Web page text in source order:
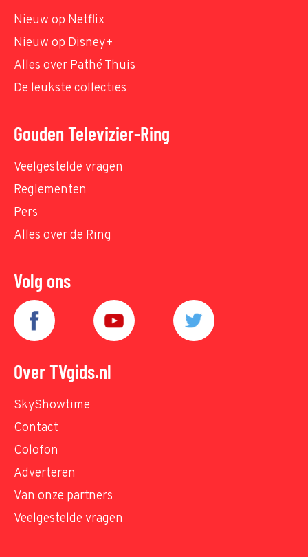
Nieuw op Netflix
Nieuw op Disney+
Alles over Pathé Thuis
De leukste collecties
Gouden Televizier-Ring
Veelgestelde vragen
Reglementen
Pers
Alles over de Ring
Volg ons
Over TVgids.nl
SkyShowtime
Contact
Colofon
Adverteren
Van onze partners
Veelgestelde vragen